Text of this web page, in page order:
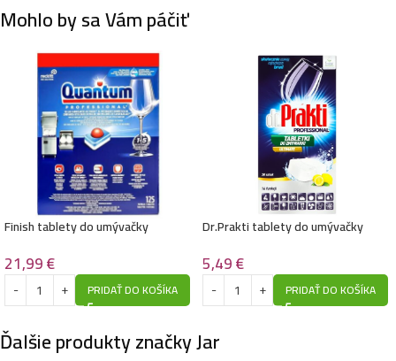
Mohlo by sa Vám páčiť
Finish tablety do umývačky
21,99€
PRIDAŤ DO KOŠÍKA
Dr.Prakti tablety do umývačky
5,49€
PRIDAŤ DO KOŠÍKA
Ďalšie produkty značky Jar